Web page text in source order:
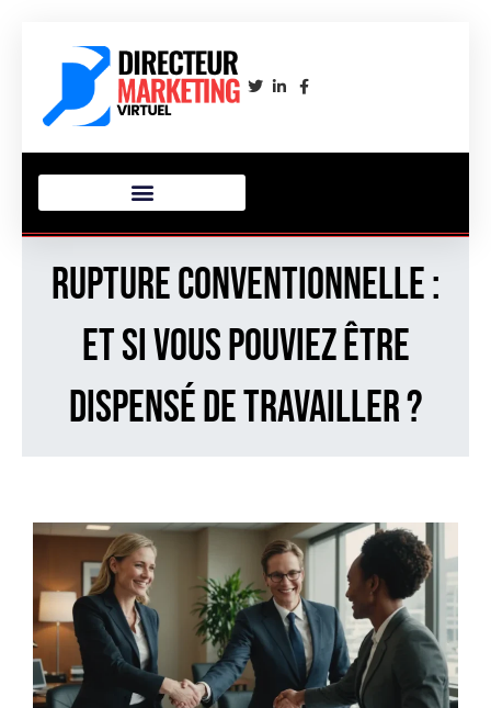
Rupture conventionnelle :
et si vous pouviez être
dispensé de travailler ?